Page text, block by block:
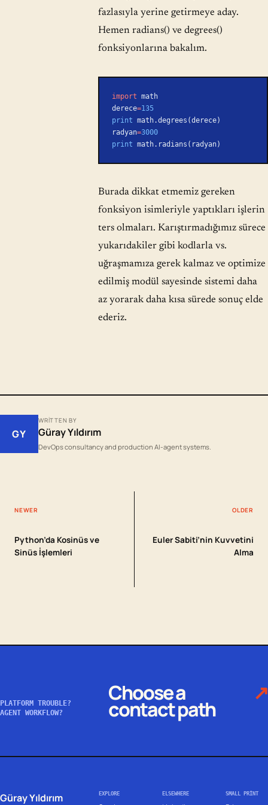
fazlasıyla yerine getirmeye aday.
Hemen radians() ve degrees()
fonksiyonlarına bakalım.
import math
derece=135
print math.degrees(derece)
radyan=3000
print math.radians(radyan)
Burada dikkat etmemiz gereken
fonksiyon isimleriyle yaptıkları işlerin
ters olmaları. Karıştırmadığımız sürece
yukarıdakiler gibi kodlarla vs.
uğraşmamıza gerek kalmaz ve optimize
edilmiş modül sayesinde sistemi daha
az yorarak daha kısa sürede sonuç elde
ederiz.
GY
WRITTEN BY
Güray Yıldırım
DevOps consultancy and production AI-agent systems.
NEWER
Python’da Kosinüs ve
Sinüs İşlemleri
OLDER
Euler Sabiti’nin Kuvvetini
Alma
PLATFORM TROUBLE?
AGENT WORKFLOW?
Choose a
contact path
↗
Güray Yıldırım EXPLORE ELSEWHERE SMALL PRINT